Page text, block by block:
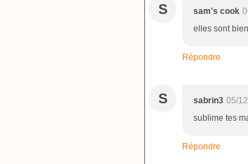
S sam's cook
elles sont
Répondre
S sabrin3 05/
sublime tes
Répondre